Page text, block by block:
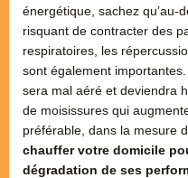
énergétique, sachez qu’au-
risquant de contracter des
respiratoires, les
sont également
sera mal aéré et deviendra
de moisissures qui
préférable, dans la mesure
chauffer votre domicile
dégradation de ses